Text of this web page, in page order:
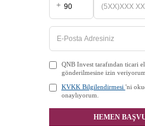
+
QNB Invest tarafından ticari
gönderilmesine izin veriyorum.
KVKK Bilgilendirmesi 'ni
onaylıyorum.
HEMEN